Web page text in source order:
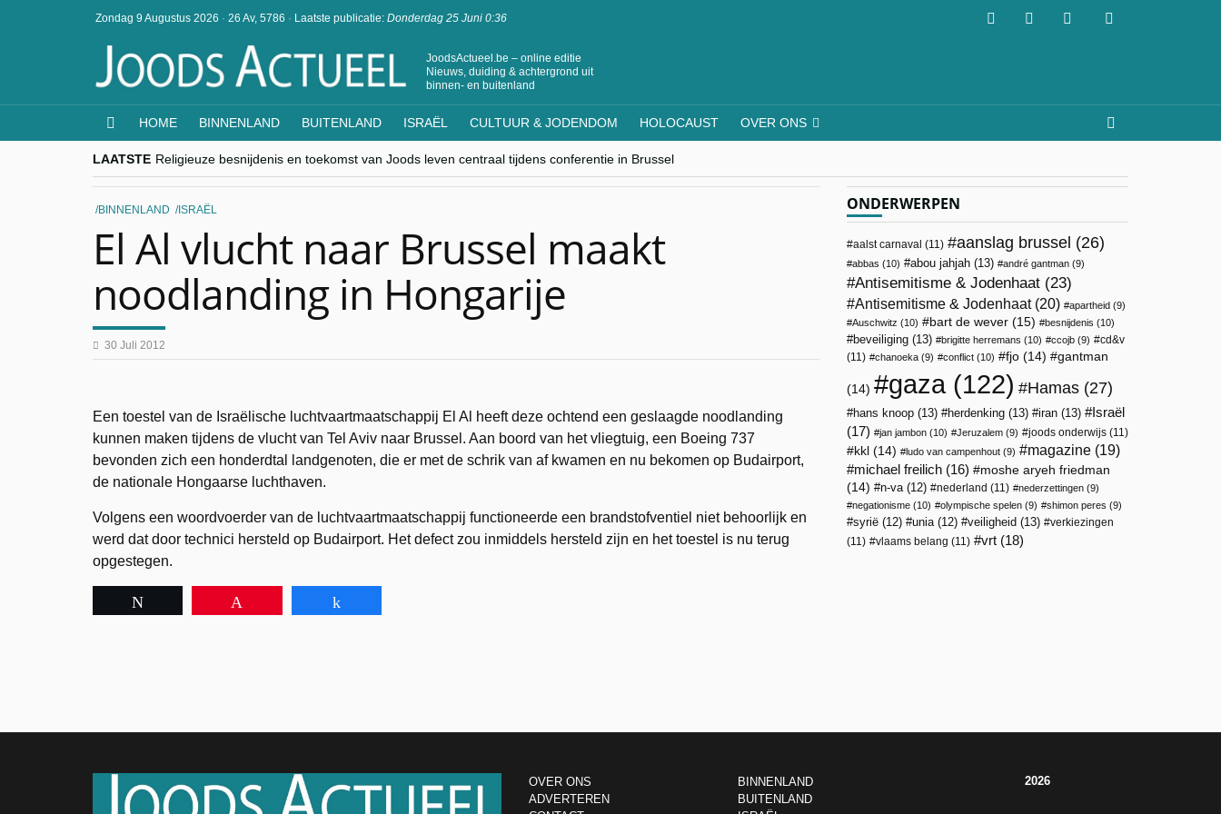
Zondag 9 Augustus 2026 · 26 Av, 5786 · Laatste publicatie: Donderdag 25 Juni 0:36
JoodsActueel.be – online editie
Nieuws, duiding & achtergrond uit
binnen- en buitenland
HOME BINNENLAND BUITENLAND ISRAËL CULTUUR & JODENDOM HOLOCAUST OVER ONS
LAATSTE Religieuze besnijdenis en toekomst van Joods leven centraal tijdens conferentie in Brussel
“Besnijdenisdebat toont hoe moeilijk seculiere Westen minderheden begrijpt”, Jinnih Beels (Vooruit)
CITYTRIP | ROEMENIË – Boekarest: de verrassing van Oost-Europa
“Vandaag zit elke Jood in België op de beklaagdenbank”
BINNENLAND ISRAËL
El Al vlucht naar Brussel maakt
noodlanding in Hongarije
30 Juli 2012
Een toestel van de Israëlische luchtvaartmaatschappij El Al heeft deze ochtend een geslaagde noodlanding
kunnen maken tijdens de vlucht van Tel Aviv naar Brussel. Aan boord van het vliegtuig, een Boeing 737
bevonden zich een honderdtal landgenoten, die er met de schrik van af kwamen en nu bekomen op Budairport,
de nationale Hongaarse luchthaven.
Volgens een woordvoerder van de luchtvaartmaatschappij functioneerde een brandstofventiel niet behoorlijk en
werd dat door technici hersteld op Budairport. Het defect zou inmiddels hersteld zijn en het toestel is nu terug
opgestegen.
ONDERWERPEN
aalst carnaval (11) aanslag brussel (26)
abbas (10) abou jahjah (13) andré gantman (9)
Antisemitisme & Jodenhaat (23)
Antisemitisme & Jodenhaat(20) apartheid (9)
Auschwitz (10) bart de wever (15) besnijdenis (10)
beveiliging (13) brigitte herremans (10) ccojb (9)
cd&v
(11)
chanoeka (9) conflict (10) fjo (14) gantman
(14) gaza(122) Hamas (27)
hans knoop (13) herdenking (13) iran (13)
Israël
(17)
jan jambon (10) Jeruzalem (9) joods onderwijs (11)
kkl (14) ludo van campenhout (9) magazine (19)
michael freilich (16)
moshe aryeh friedman
(14)
n-va(12) nederland (11) nederzettingen (9)
negationisme (10) olympische spelen (9) shimon peres (9)
syrië (12) unia(12) veiligheid (13)
verkiezingen
(11)
vlaams belang (11) vrt (18)
OVER ONS
ADVERTEREN
BINNENLAND
BUITENLAND
2026